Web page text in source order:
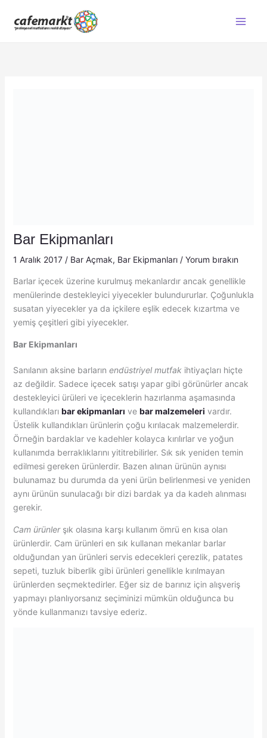
Bar Ekipmanları
1 Aralık 2017 / Bar Açmak, Bar Ekipmanları/ Yorum bırakın
Barlar içecek üzerine kurulmuş mekanlardır ancak genellikle
menülerinde destekleyici yiyecekler bulundururlar. Çoğunlukla
susatan yiyecekler ya da içkilere eşlik edecek kızartma ve
yemiş çeşitleri gibi yiyecekler.
Bar Ekipmanları
Sanılanın aksine barların endüstriyel mutfakihtiyaçları hiçte
az değildir. Sadece içecek satışı yapar gibi görünürler ancak
destekleyici ürüleri ve içeceklerin hazırlanma aşamasında
kullandıkları bar ekipmanları ve bar malzemeleri vardır.
Üstelik kullandıkları ürünlerin çoğu kırılacak malzemelerdir.
Örneğin bardaklar ve kadehler kolayca kırılırlar ve yoğun
kullanımda berraklıklarını yititrebilirler. Sık sık yeniden temin
edilmesi gereken ürünlerdir. Bazen alınan ürünün aynısı
bulunamaz bu durumda da yeni ürün belirlenmesi ve yeniden
aynı ürünün sunulacağı bir dizi bardak ya da kadeh alınması
gerekir.
Cam ürünlerşık olasına karşı kullanım ömrü en kısa olan
ürünlerdir. Cam ürünleri en sık kullanan mekanlar barlar
olduğundan yan ürünleri servis edecekleri çerezlik, patates
sepeti, tuzluk biberlik gibi ürünleri genellikle kırılmayan
ürünlerden seçmektedirler. Eğer siz de barınız için alışveriş
yapmayı planlıyorsanız seçiminizi mümkün olduğunca bu
yönde kullanmanızı tavsiye ederiz.